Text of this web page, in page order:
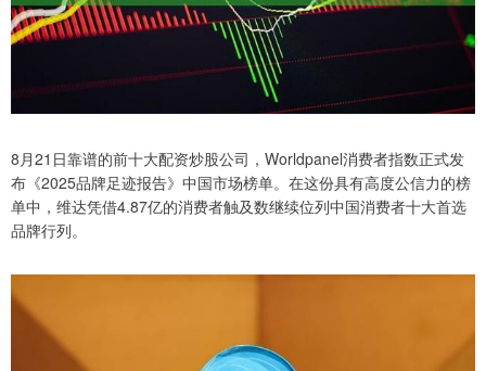
8月21日靠谱的前十大配资炒股公司，Worldpanel消费者指数正式发
布《2025品牌足迹报告》中国市场榜单。在这份具有高度公信力的榜
单中，维达凭借4.87亿的消费者触及数继续位列中国消费者十大首选
品牌行列。